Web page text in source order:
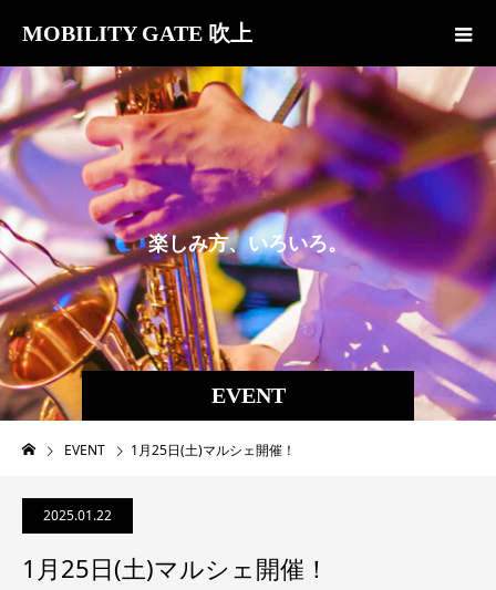
MOBILITY GATE 吹上
EVENT
楽しみ方、 いろいろ。
EVENT 1月25日(土)マルシェ開催！
2025.01.22
1月25日(土)マルシェ開催！